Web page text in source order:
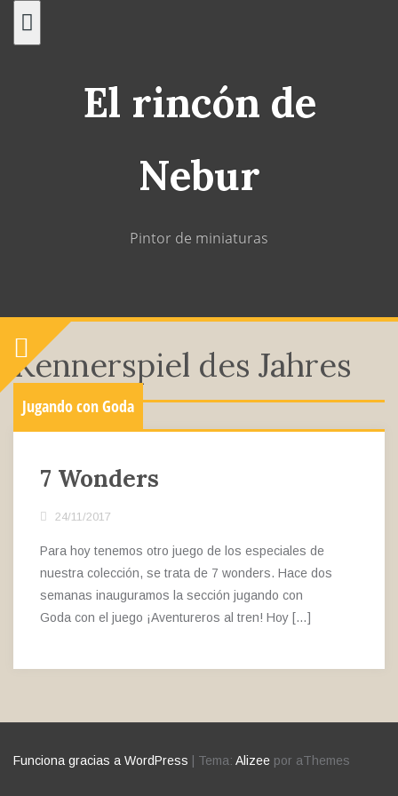
El rincón de
Nebur
Pintor de miniaturas
Kennerspiel des Jahres
Jugando con Goda
7 Wonders
24/11/2017
Para hoy tenemos otro juego de los especiales de
nuestra colección, se trata de 7 wonders. Hace dos
semanas inauguramos la sección jugando con
Goda con el juego ¡Aventureros al tren! Hoy […]
Funciona gracias a WordPress Tema: Alizee por aThemes